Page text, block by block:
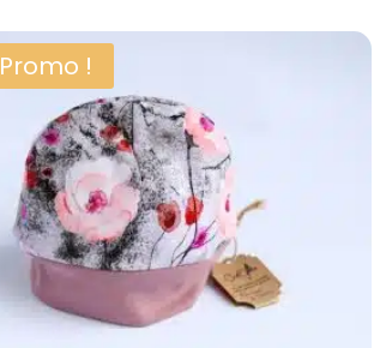
initial
27,00 €.
actuel
Promo !